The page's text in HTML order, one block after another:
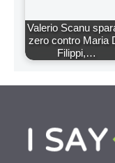
Valerio Scanu
zero contro Maria
Filippi,…